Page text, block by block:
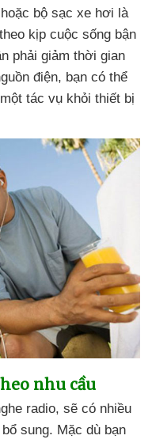
hoặc bộ sạc xe hơi là
kịp cuộc sống bận
phải giảm thời gian
điện, bạn có thể
tác vụ khỏi thiết bị
nhu cầu
radio, sẽ có nhiều
sung. Mặc dù bạn